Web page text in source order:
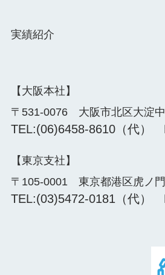
実績紹介
【大阪本社】
〒531-0076 大阪市北区大淀
TEL:(06)6458-8610（代）
【東京支社】
〒105-0001 東京都港区虎ノ
TEL:(03)5472-0181（代）